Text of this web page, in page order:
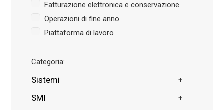
Fatturazione elettronica e conservazione
Operazioni di fine anno
Piattaforma di lavoro
Categoria:
Sistemi
SMI